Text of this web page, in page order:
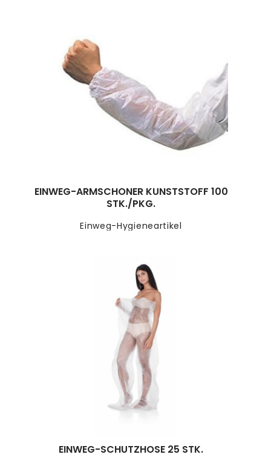
Einweg-Hygieneartikel
EINWEG-ARMSCHONER KUNSTSTOFF 100
STK./PKG.
EINWEG-SCHUTZHOSE 25 STK.